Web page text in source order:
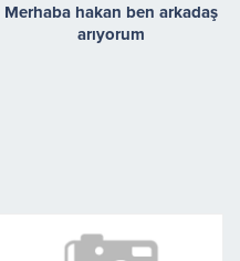
Merhaba hakan ben arkadaş
arıyorum